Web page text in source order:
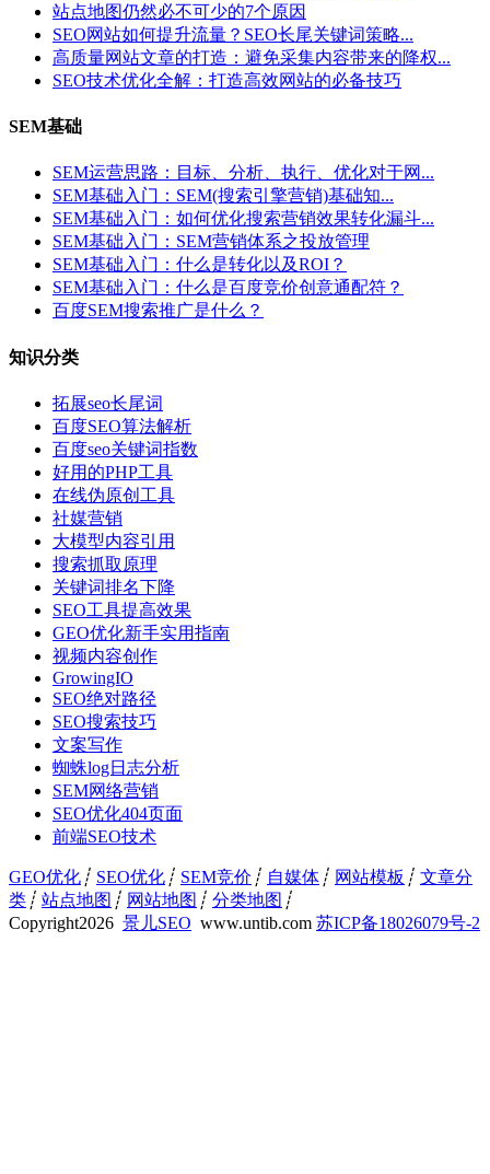
站点地图仍然必不可少的7个原因
SEO网站如何提升流量？SEO长尾关键词策略...
高质量网站文章的打造：避免采集内容带来的降权...
SEO技术优化全解：打造高效网站的必备技巧
SEM基础
SEM运营思路：目标、分析、执行、优化对于网...
SEM基础入门：SEM(搜索引擎营销)基础知...
SEM基础入门：如何优化搜索营销效果转化漏斗...
SEM基础入门：SEM营销体系之投放管理
SEM基础入门：什么是转化以及ROI？
SEM基础入门：什么是百度竞价创意通配符？
百度SEM搜索推广是什么？
知识分类
拓展seo长尾词
百度SEO算法解析
百度seo关键词指数
好用的PHP工具
在线伪原创工具
社媒营销
大模型内容引用
搜索抓取原理
关键词排名下降
SEO工具提高效果
GEO优化新手实用指南
视频内容创作
GrowingIO
SEO绝对路径
SEO搜索技巧
文案写作
蜘蛛log日志分析
SEM网络营销
SEO优化404页面
前端SEO技术
GEO优化 ┊ SEO优化 ┊ SEM竞价 ┊ 自媒体 ┊ 网站模板 ┊ 文章分
类 ┊ 站点地图 ┊ 网站地图 ┊ 分类地图 ┊
Copyright2026 景儿SEO www.untib.com 苏ICP备18026079号-2